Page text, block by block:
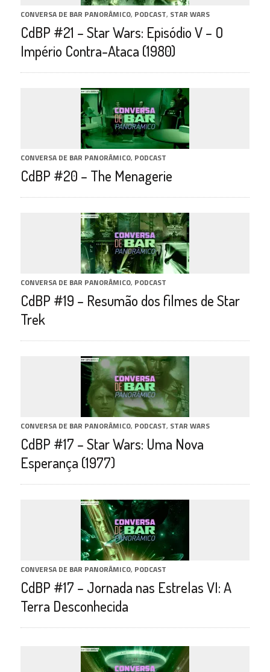
CONVERSA DE BAR PANORÂMICO, PODCAST, STAR WARS
CdBP #21 – Star Wars: Episódio V – O
Império Contra-Ataca (1980)
CONVERSA DE BAR PANORÂMICO, PODCAST
CdBP #20 – The Menagerie
CONVERSA DE BAR PANORÂMICO, PODCAST
CdBP #19 – Resumão dos filmes de Star
Trek
CONVERSA DE BAR PANORÂMICO, PODCAST, STAR WARS
CdBP #17 – Star Wars: Uma Nova
Esperança (1977)
CONVERSA DE BAR PANORÂMICO, PODCAST
CdBP #17 – Jornada nas Estrelas VI: A
Terra Desconhecida